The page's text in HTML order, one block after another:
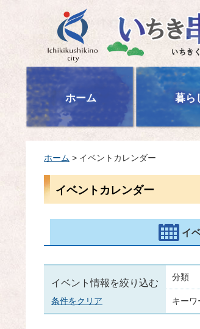
いちき串木野市
ホーム 暮ら
ホーム > イベントカレンダー
イベントカレンダー
イ
イベント情報を絞り込む
条件をクリア
分類
キーワ